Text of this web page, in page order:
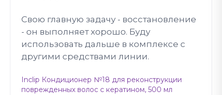
Свою главную задачу - восстановление
- он выполняет хорошо. Буду
использовать дальше в комплексе с
другими средствами линии.
Inclip Кондиционер №18 для реконструкции
поврежденных волос с кератином, 500 мл